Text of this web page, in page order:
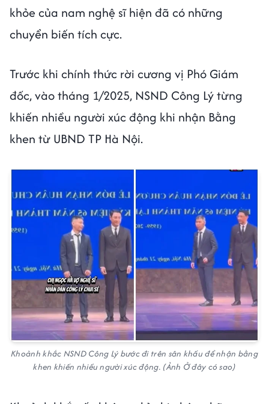
khỏe của nam nghệ sĩ hiện đã có những
chuyển biến tích cực.
Trước khi chính thức rời cương vị Phó Giám
đốc, vào tháng 1/2025, NSND Công Lý từng
khiến nhiều người xúc động khi nhận Bằng
khen từ UBND TP Hà Nội.
Khoảnh khắc NSND Công Lý bước đi trên sân khấu để nhận bằng
khen khiến nhiều người xúc động. (Ảnh Ở đây có sao)